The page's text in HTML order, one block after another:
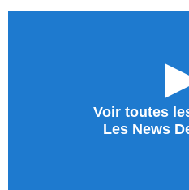
Voir toutes
Les News